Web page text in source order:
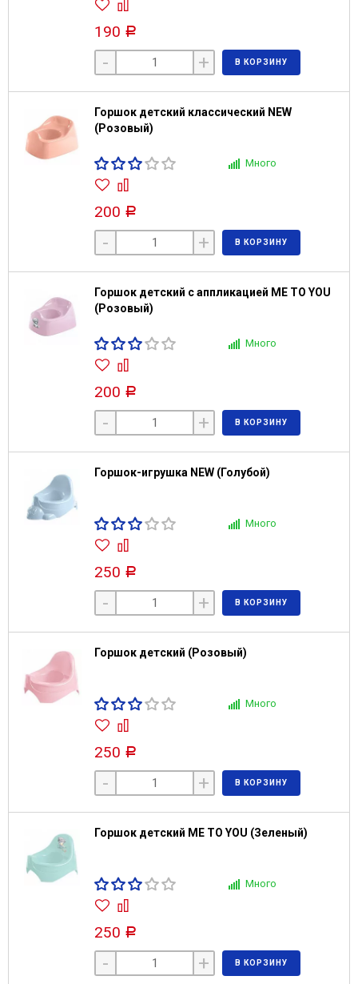
190 Р
- + В КОРЗИНУ
Горшок детский классический NEW
(Розовый)
Много
200 Р
- + В КОРЗИНУ
Горшок детский с аппликацией ME TO YOU
(Розовый)
Много
200 Р
- + В КОРЗИНУ
Горшок-игрушка NEW (Голубой)
Много
250 Р
- + В КОРЗИНУ
Горшок детский (Розовый)
Много
250 Р
- + В КОРЗИНУ
Горшок детский ME TO YOU (Зеленый)
Много
250 Р
- + В КОРЗИНУ